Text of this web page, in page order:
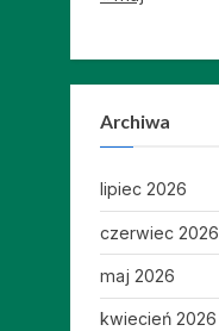
Archiwa
lipiec 2026
czerwiec 2026
maj 2026
kwiecień 2026